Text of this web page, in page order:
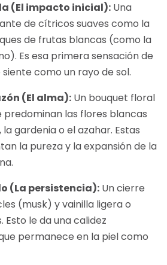
(El impacto inicial): Una
de cítricos suaves como la
de frutas blancas (como la
Es esa primera sensación de
como un rayo de sol.
(El alma): Un bouquet floral
predominan las flores blancas
gardenia o el azahar. Estas
la pureza y la expansión de la
(La persistencia): Un cierre
(musk) y vainilla ligera o
Esto le da una calidez
permanece en la piel como